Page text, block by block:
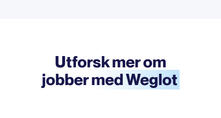
Utforsk mer om
jobbermed Weglot